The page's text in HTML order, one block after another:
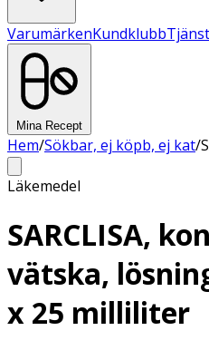
VarumärkenKundklubb
Mina Recept
Hem/Sökbar, ej köpb, ej kat/
Läkemedel
SARCLISA,
vätska,
x 25 milliliter